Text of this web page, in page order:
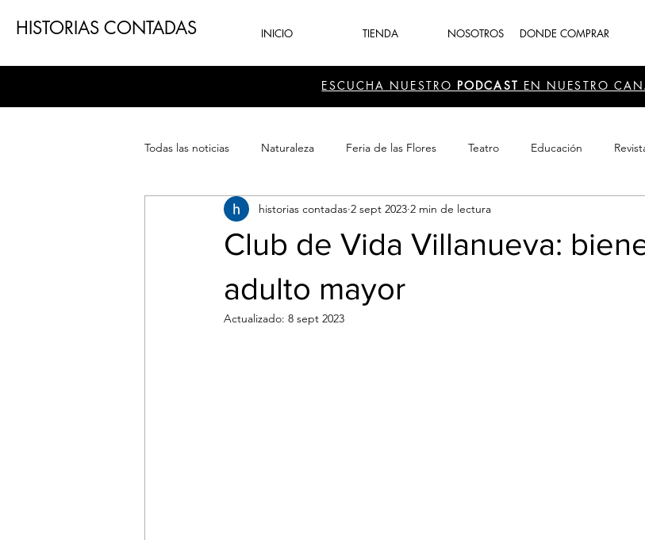
HISTORIAS CONTADAS INICIO TIENDA NOSOTROS DONDE COMPRAR
ESCUCHA NUESTRO PODCAST EN NUESTRO
Todas las noticias Naturaleza Feria de las Flores Teatro Educación
Patrimonio Sector Cultura Recreación
Club de Vida Villanueva:
adulto mayor
historias contadas 2 sept 2023 2 min de lectura
Actualizado: 8 sept 2023